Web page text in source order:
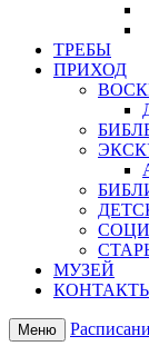
ТРЕБЫ
ПРИХОД
МУЗЕЙ
Меню